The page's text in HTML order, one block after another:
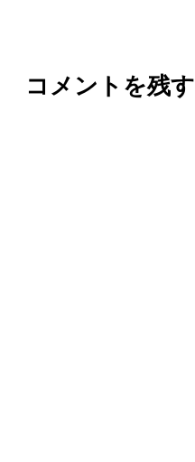
コメントを残す